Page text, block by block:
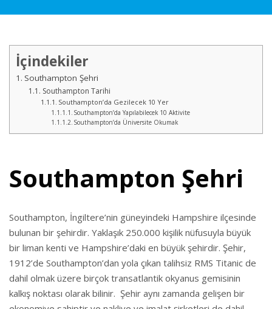
İçindekiler
Southampton Şehri
Southampton Tarihi
Southampton’da Gezilecek 10 Yer
Southampton’da Yapılabilecek 10 Aktivite
Southampton’da Üniversite Okumak
Southampton Şehri
Southampton, İngiltere’nin güneyindeki Hampshire ilçesinde
bulunan bir şehirdir. Yaklaşık 250.000 kişilik nüfusuyla büyük
bir liman kenti ve Hampshire’daki en büyük şehirdir. Şehir,
1912’de Southampton’dan yola çıkan talihsiz RMS Titanic de
dahil olmak üzere birçok transatlantik okyanus gemisinin
kalkış noktası olarak bilinir. Şehir aynı zamanda gelişen bir